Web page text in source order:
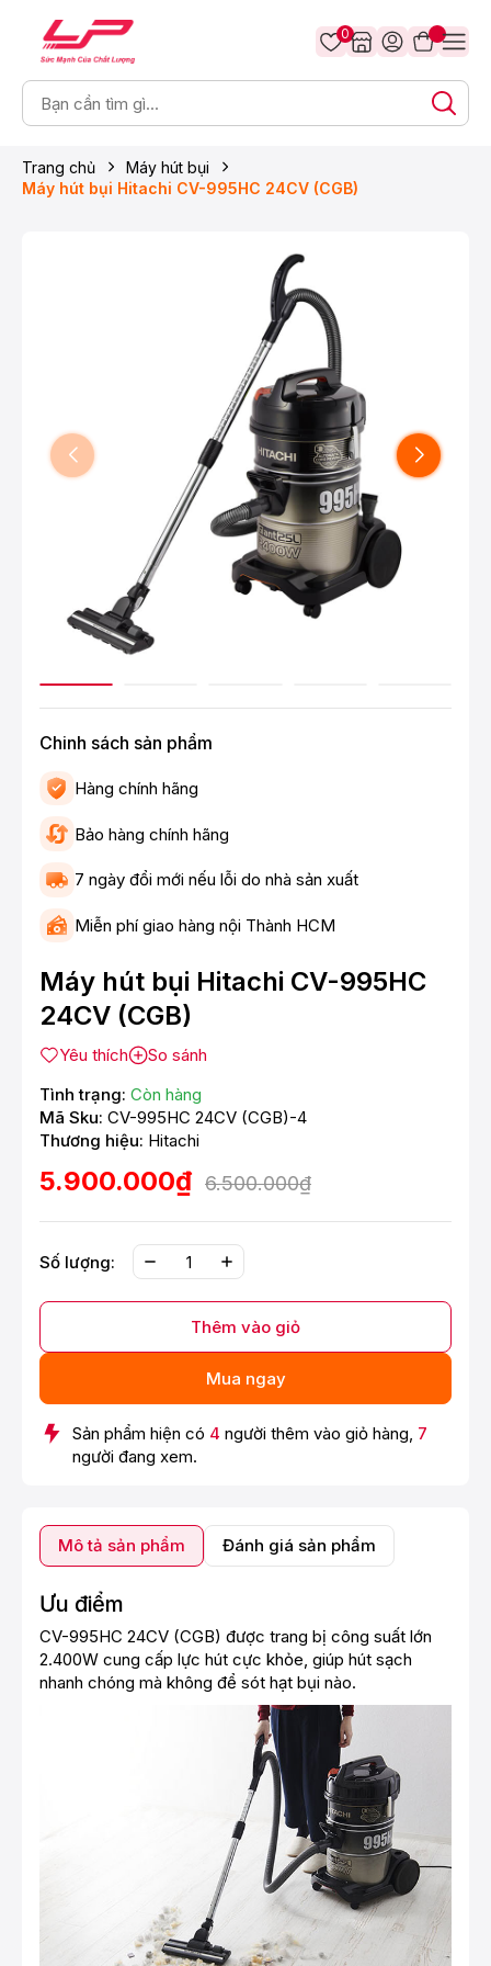
0
Trang chủ
Máy hút bụi
Máy hút bụi Hitachi CV-995HC 24CV (CGB)
Chinh sách sản phẩm
Hàng chính hãng
Bảo hàng chính hãng
7 ngày đổi mới nếu lỗi do nhà sản xuất
Miễn phí giao hàng nội Thành HCM
Máy hút bụi Hitachi CV-995HC
24CV (CGB)
Yêu thích
So sánh
Tình trạng: Còn hàng
Mã Sku: CV-995HC 24CV (CGB)-4
Thương hiệu: Hitachi
5.900.000₫ 6.500.000₫
Số lượng:
Thêm vào giỏ
Mua ngay
Sản phẩm hiện có 4 người thêm vào giỏ hàng, 7
người đang xem.
Mô tả sản phẩm Đánh giá sản phẩm
Ưu điểm
CV-995HC 24CV (CGB) được trang bị công suất lớn
2.400W cung cấp lực hút cực khỏe, giúp hút sạch
nhanh chóng mà không để sót hạt bụi nào.